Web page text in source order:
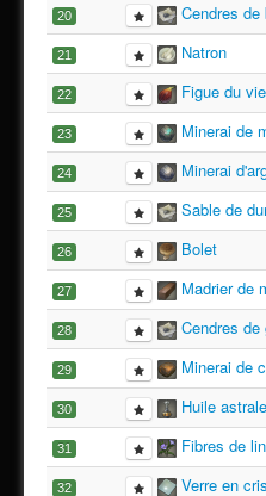
20 Cendres de
21 Natron
22 Figue du
23 Minerai de
24 Minerai
25 Sable de
26 Bolet
27 Madrier de
28 Cendres de
29 Minerai de
30 Huile astrale
31 Fibres de lin
32 Verre en